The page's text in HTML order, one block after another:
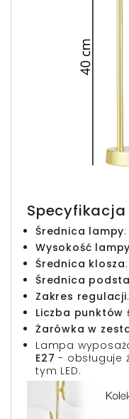
Średnica lampy
Wysokość lampy
Średnica klosza
Średnica
Zakres regulacji
Liczba punktów
Żarówka w
Lampa
E27 - obsługuje
tym LED.